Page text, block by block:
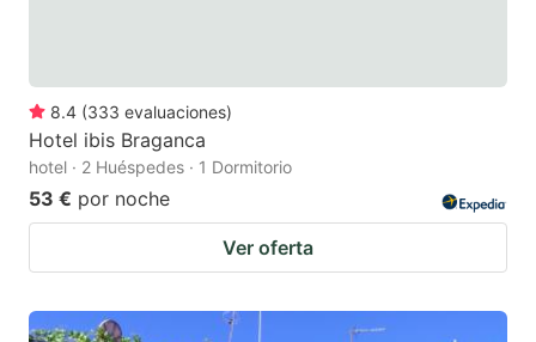
8.4 (333 evaluaciones)
Hotel ibis Braganca
hotel · 2 Huéspedes · 1 Dormitorio
53 € por noche
Ver oferta